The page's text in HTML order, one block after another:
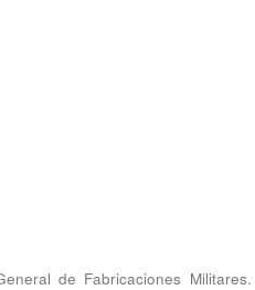
de Fabricaciones Militares.